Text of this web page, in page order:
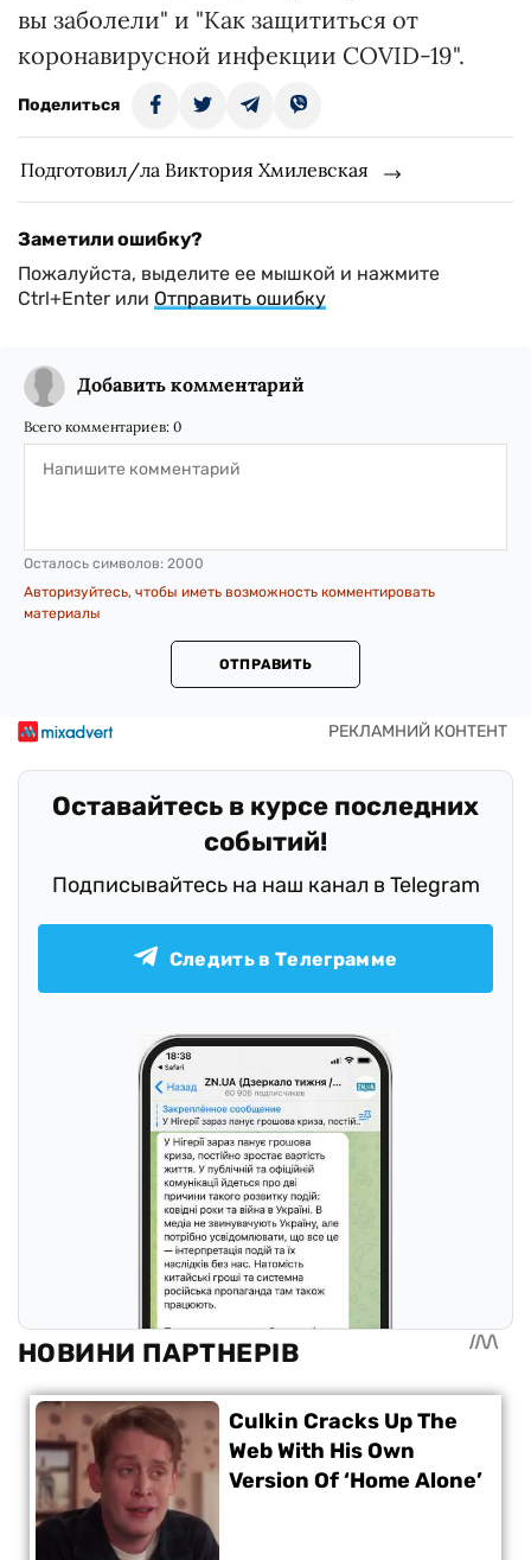
вы заболели" и "Как защититься от
коронавирусной инфекции COVID-19".
Поделиться
Подготовил/ла Виктория Хмилевская
Заметили ошибку?
Пожалуйста, выделите ее мышкой и нажмите
Ctrl+Enter или Отправить ошибку
Добавить комментарий
Всего комментариев: 0
Осталось символов: 2000
Авторизуйтесь, чтобы иметь возможность комментировать
материалы
ОТПРАВИТЬ
Оставайтесь в курсе последних
событий!
Подписывайтесь на наш канал в Telegram
Следить в Телеграмме